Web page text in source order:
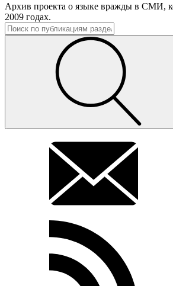
Архив проекта о языке вражды в СМИ,
2009 годах.